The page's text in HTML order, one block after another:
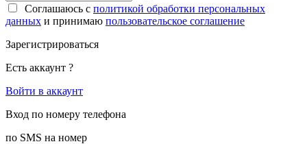
Соглашаюсь с политикой обработки персональных
данных и принимаю пользовательское соглашение
Зарегистрироваться
Есть аккаунт ?
Войти в аккаунт
Вход по номеру телефона
по SMS на номер